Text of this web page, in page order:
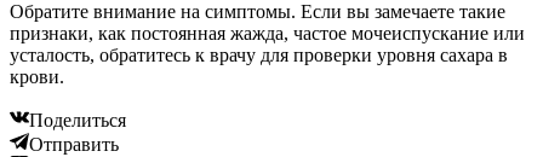
Обратите внимание на симптомы. Если вы замечаете такие
признаки, как постоянная жажда, частое мочеиспускание или
усталость, обратитесь к врачу для проверки уровня сахара в
крови.
Поделиться
Отправить